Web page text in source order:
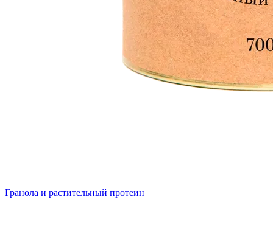
Гранола и растительный протеин